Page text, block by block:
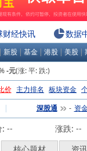
财经快讯 数据
| 新股 | 基金 | 港股 | 美股 |
-元(涨:平:跌:)
价 主力排名 板块资金
| 深股通 - 资
: -- 涨跌: --